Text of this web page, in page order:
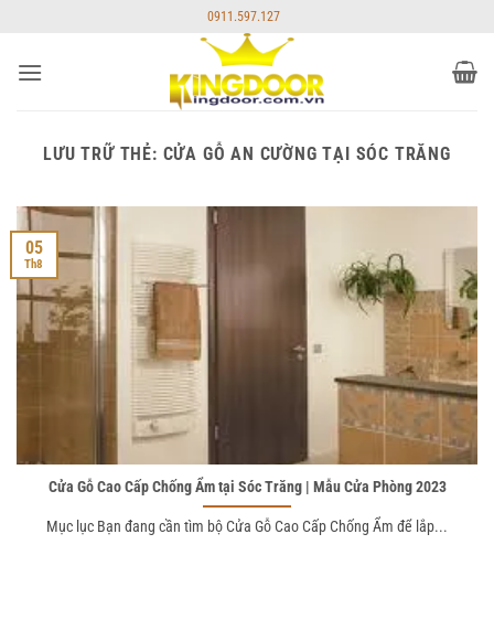
nội
0911.597.127
LƯU TRỮ THẺ: CỬA GỖ AN CƯỜNG TẠI SÓC TRĂNG
Cửa Gỗ Cao Cấp Chống Ẩm tại Sóc Trăng | Mẫu Cửa Phòng 2023
Mục lục Bạn đang cần tìm bộ Cửa Gỗ Cao Cấp Chống Ẩm để lắp...
05
Th8